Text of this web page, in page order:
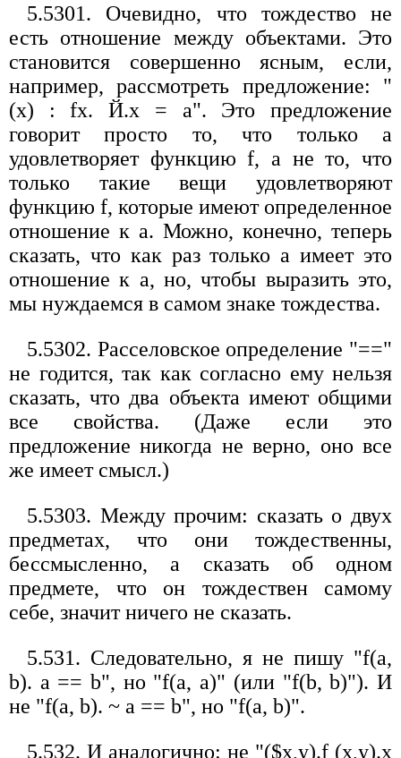
5.5301. Очевидно, что тождество не
есть отношение между объектами. Это
становится совершенно ясным, если,
например, рассмотреть предложение: "
(х) : fx. Й.х = а". Это предложение
говорит просто то, что только а
удовлетворяет функцию f, а не то, что
только такие вещи удовлетворяют
функцию f, которые имеют определенное
отношение к а. Можно, конечно, теперь
сказать, что как раз только а имеет это
отношение к а, но, чтобы выразить это,
мы нуждаемся в самом знаке тождества.
5.5302. Расселовское определение "=="
не годится, так как согласно ему нельзя
сказать, что два объекта имеют общими
все свойства. (Даже если это
предложение никогда не верно, оно все
же имеет смысл.)
5.5303. Между прочим: сказать о двух
предметах, что они тождественны,
бессмысленно, а сказать об одном
предмете, что он тождествен самому
себе, значит ничего не сказать.
5.531. Следовательно, я не пишу "f(a,
b). a == b", но "f(а, а)" (или "f(b, b)"). И
не "f(а, b). ~ а == b", но "f(а, b)".
5.532. И аналогично: не "($х,y).f (х,у).х